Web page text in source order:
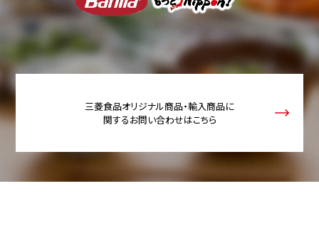
三菱食品オリジナル商品・輸入商品に
関するお問い合わせはこちら